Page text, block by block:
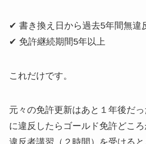
✔ 書き換え日から過去5年間無違
✔ 免許継続期間5年以上
これだけです。
元々の免許更新はあと１年後だ
に違反したらゴールド免許どこ